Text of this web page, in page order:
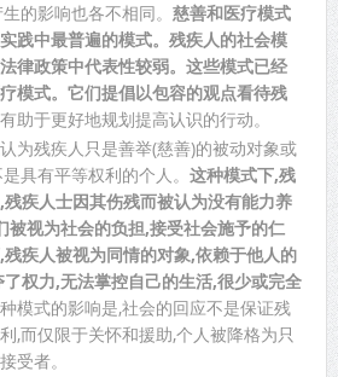
的影响也各不相同。 慈善和医疗模式
践中最普遍的模式。残疾人的社会模
律政策中代表性较弱。这些模式已经
模式。它们提倡以包容的观点看待残
助于更好地规划提高认识的行动。
为残疾人只是善举(慈善)的被动对象或
具有平等权利的个人。 这种模式下,残
疾人士因其伤残而被认为没有能力养
被视为社会的负担,接受社会施予的仁
疾人被视为同情的对象,依赖于他人的
权力,无法掌控自己的生活,很少或完全
模式的影响是,社会的回应不是保证残
,而仅限于关怀和援助,个人被降格为只
受者。